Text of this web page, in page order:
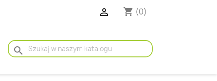
 shopping_cart (0)
search